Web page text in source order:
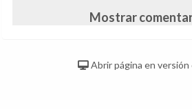
Mostrar
Abrir página en versión